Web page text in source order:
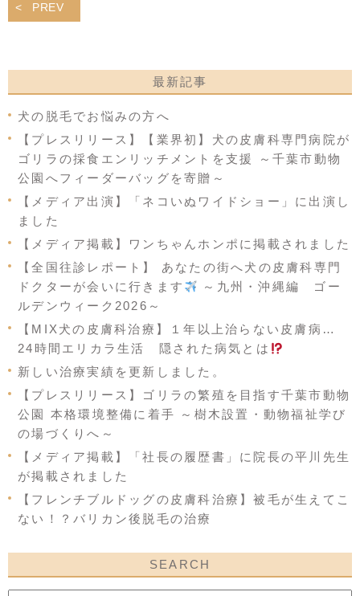
PREV
最新記事
犬の脱毛でお悩みの方へ
【プレスリリース】【業界初】犬の皮膚科専門病院が
ゴリラの採食エンリッチメントを支援 ～千葉市動物
公園へフィーダーバッグを寄贈～
【メディア出演】「ネコいぬワイドショー」に出演し
ました
【メディア掲載】ワンちゃんホンポに掲載されました
【全国往診レポート】 あなたの街へ犬の皮膚科専門
ドクターが会いに行きます
～九州・沖縄編 ゴー
ルデンウィーク2026～
【MIX犬の皮膚科治療】１年以上治らない皮膚病…
24時間エリカラ生活 隠された病気とは
新しい治療実績を更新しました。
【プレスリリース】ゴリラの繁殖を目指す千葉市動物
公園 本格環境整備に着手 ～樹木設置・動物福祉学び
の場づくりへ～
【メディア掲載】「社長の履歴書」に院長の平川先生
が掲載されました
【フレンチブルドッグの皮膚科治療】被毛が生えてこ
ない！？バリカン後脱毛の治療
SEARCH